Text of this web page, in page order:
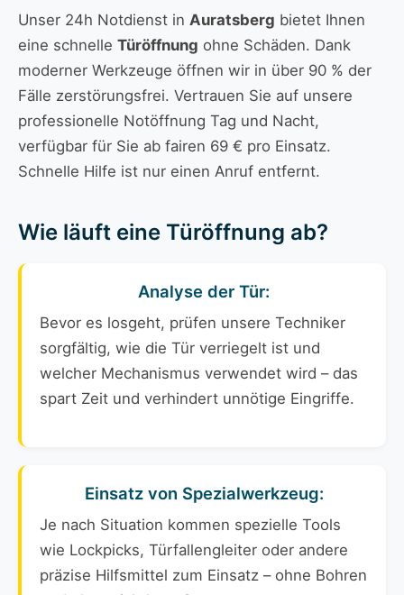
Unser 24h Notdienst in Auratsberg bietet Ihnen
eine schnelle Türöffnung ohne Schäden. Dank
moderner Werkzeuge öffnen wir in über 90 % der
Fälle zerstörungsfrei. Vertrauen Sie auf unsere
professionelle Notöffnung Tag und Nacht,
verfügbar für Sie ab fairen 69 € pro Einsatz.
Schnelle Hilfe ist nur einen Anruf entfernt.
Wie läuft eine Türöffnung ab?
Analyse der Tür:
Bevor es losgeht, prüfen unsere Techniker
sorgfältig, wie die Tür verriegelt ist und
welcher Mechanismus verwendet wird – das
spart Zeit und verhindert unnötige Eingriffe.
Einsatz von Spezialwerkzeug:
Je nach Situation kommen spezielle Tools
wie Lockpicks, Türfallengleiter oder andere
präzise Hilfsmittel zum Einsatz – ohne Bohren